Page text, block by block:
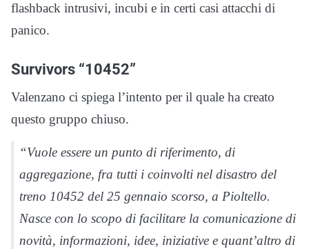
flashback intrusivi, incubi e in certi casi attacchi di
panico.
Survivors “10452”
Valenzano ci spiega l’intento per il quale ha creato
questo gruppo chiuso.
“Vuole essere un punto di riferimento, di
aggregazione, fra tutti i coinvolti nel disastro del
treno 10452 del 25 gennaio scorso, a Pioltello.
Nasce con lo scopo di facilitare la comunicazione di
novità, informazioni, idee, iniziative e quant’altro di